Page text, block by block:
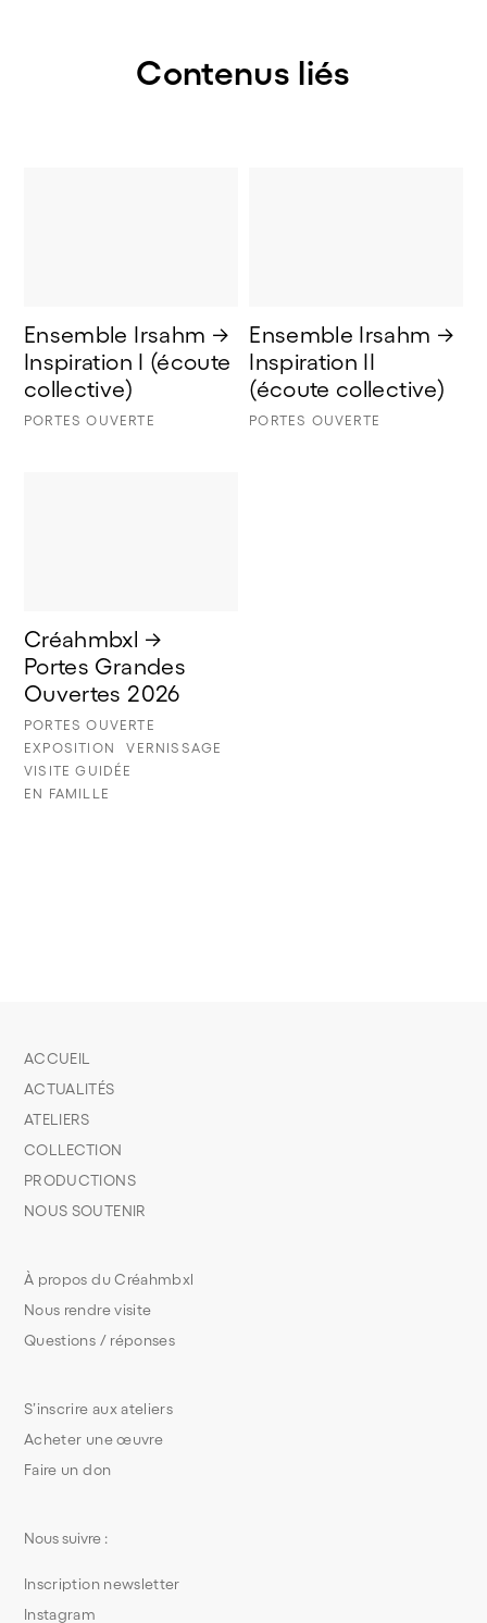
Contenus liés
Ensemble Irsahm →
Inspiration I (écoute
collective)
PORTES OUVERTE
Ensemble Irsahm →
Inspiration II
(écoute collective)
PORTES OUVERTE
Créahmbxl →
Portes Grandes
Ouvertes 2026
PORTES OUVERTE
EXPOSITION
VERNISSAGE
VISITE GUIDÉE
EN FAMILLE
S’inscrire aux ateliers
Acheter une œuvre
Faire un don
À propos du Créahmbxl
Nous rendre visite
Questions / réponses
ACCUEIL
ACTUALITÉS
ATELIERS
COLLECTION
PRODUCTIONS
NOUS SOUTENIR
Nous suivre :
Inscription newsletter
Instagram